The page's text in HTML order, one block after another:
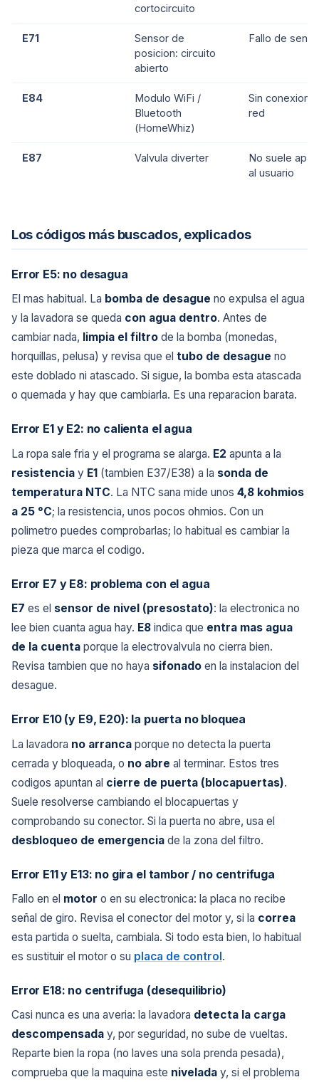
cortocircuito
E71
Sensor de
posicion: circuito
abierto
Fallo de
E84
Modulo WiFi /
Bluetooth
(HomeWhiz)
Sin conexion
red
E87 Valvula diverter
No suele
al usuario
Los códigos más buscados, explicados
Error E5: no desagua
El mas habitual. La bomba de desague no expulsa el agua
y la lavadora se queda con agua dentro. Antes de
cambiar nada, limpia el filtro de la bomba (monedas,
horquillas, pelusa) y revisa que el tubo de desague no
este doblado ni atascado. Si sigue, la bomba esta atascada
o quemada y hay que cambiarla. Es una reparacion barata.
Error E1 y E2: no calienta el agua
La ropa sale fria y el programa se alarga. E2 apunta a la
resistencia y E1 (tambien E37/E38) a la sonda de
temperatura NTC. La NTC sana mide unos 4,8 kohmios
a 25 °C; la resistencia, unos pocos ohmios. Con un
polimetro puedes comprobarlas; lo habitual es cambiar la
pieza que marca el codigo.
Error E7 y E8: problema con el agua
E7 es el sensor de nivel (presostato): la electronica no
lee bien cuanta agua hay. E8 indica que entra mas agua
de la cuenta porque la electrovalvula no cierra bien.
Revisa tambien que no haya sifonado en la instalacion del
desague.
Error E10 (y E9, E20): la puerta no bloquea
La lavadora no arranca porque no detecta la puerta
cerrada y bloqueada, o no abre al terminar. Estos tres
codigos apuntan al cierre de puerta (blocapuertas).
Suele resolverse cambiando el blocapuertas y
comprobando su conector. Si la puerta no abre, usa el
desbloqueo de emergencia de la zona del filtro.
Error E11 y E13: no gira el tambor / no centrifuga
Fallo en el motor o en su electronica: la placa no recibe
señal de giro. Revisa el conector del motor y, si la correa
esta partida o suelta, cambiala. Si todo esta bien, lo habitual
es sustituir el motor o su placa de control.
Error E18: no centrifuga (desequilibrio)
Casi nunca es una averia: la lavadora detecta la carga
descompensada y, por seguridad, no sube de vueltas.
Reparte bien la ropa (no laves una sola prenda pesada),
comprueba que la maquina este nivelada y, si el problema